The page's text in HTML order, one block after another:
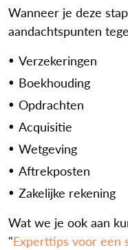
Wanneer je deze
aandachtspunten
Verzekeringen
Boekhouding
Opdrachten
Acquisitie
Wetgeving
Aftrekposten
Zakelijke rekening
Wat we je ook aan
"Experttips voor een